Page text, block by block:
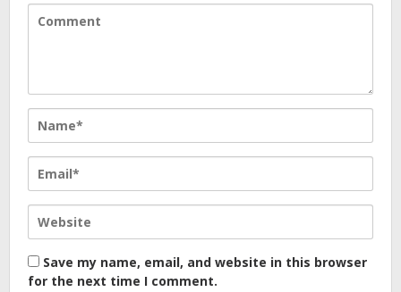
Save my name, email, and website in this browser
for the next time I comment.